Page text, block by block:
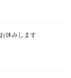
休みします